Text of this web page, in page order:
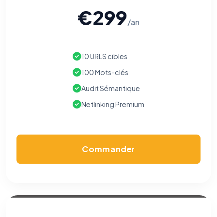
€299/an
10 URLS cibles
100 Mots-clés
Audit Sémantique
Netlinking Premium
Commander
Cookies essentiels TOUJOURS ACTIF
Nécessaires au fonctionnement du site : session, sécurité,
mémorisation de vos choix de consentement. Ils ne
peuvent pas être désactivés.
Cookies analytiques
anonymisées via Google Analytics.